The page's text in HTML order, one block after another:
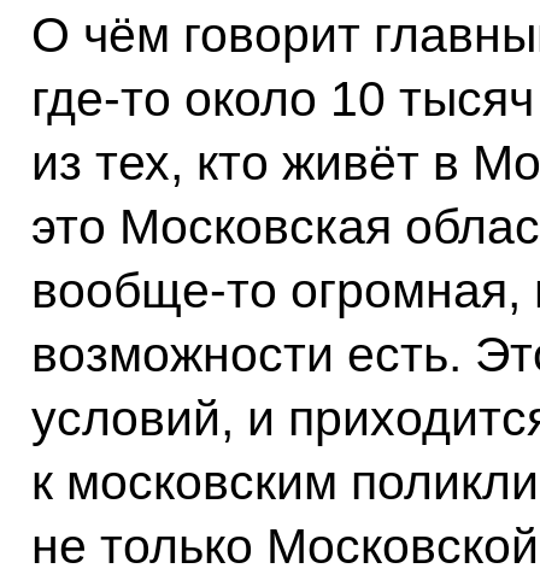
О чём говорит
где‑то около 10
из тех, кто живёт в
это Московская
вообще‑то
возможности есть.
условий, и
к московским
не только